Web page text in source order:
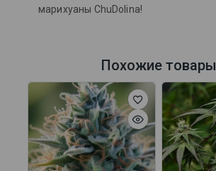
марихуаны ChuDolina!
Похожие товары